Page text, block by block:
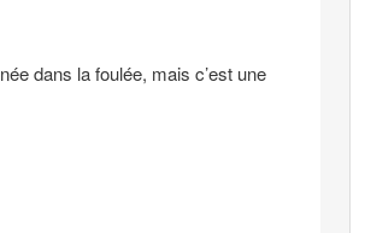
dans la foulée, mais c’est une